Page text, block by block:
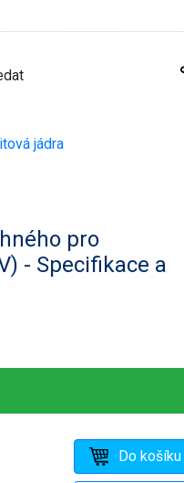
jádra
pro
- Specifikace a